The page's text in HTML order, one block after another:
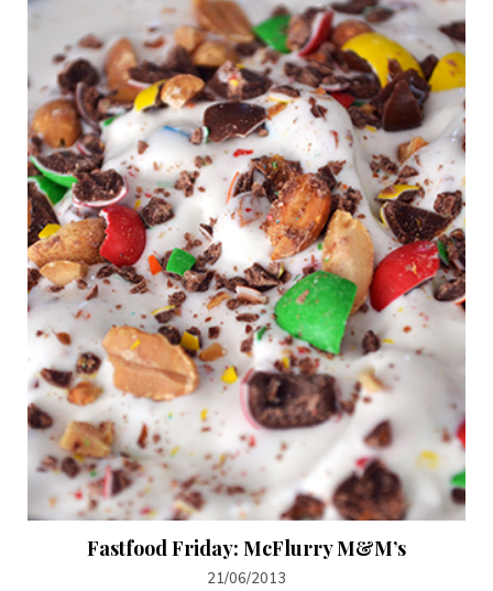
Fastfood Friday: McFlurry M&M’s
21/06/2013